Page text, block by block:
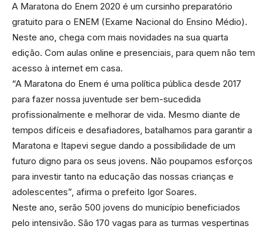
A Maratona do Enem 2020 é um cursinho preparatório
gratuito para o ENEM (Exame Nacional do Ensino Médio).
Neste ano, chega com mais novidades na sua quarta
edição. Com aulas online e presenciais, para quem não tem
acesso à internet em casa.
“A Maratona do Enem é uma política pública desde 2017
para fazer nossa juventude ser bem-sucedida
profissionalmente e melhorar de vida. Mesmo diante de
tempos difíceis e desafiadores, batalhamos para garantir a
Maratona e Itapevi segue dando a possibilidade de um
futuro digno para os seus jovens. Não poupamos esforços
para investir tanto na educação das nossas crianças e
adolescentes”, afirma o prefeito Igor Soares.
Neste ano, serão 500 jovens do município beneficiados
pelo intensivão. São 170 vagas para as turmas vespertinas